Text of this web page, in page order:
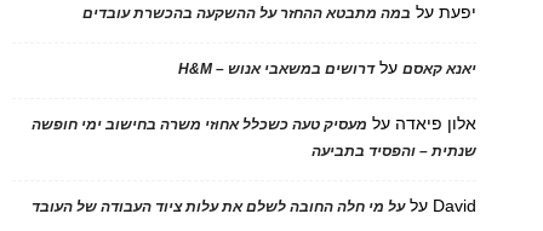
יפעתעל במה מתבטא ההחזר על ההשקעה בהכשרת עובדים
יאנא קאסםעלדרושים במשאבי אנוש – H&M
אלון פיאדה על מעסיק טעה כשכלל אחוזי משרה בחישוב ימי חופשה
שנתית – והפסיד בתביעה
David עלעל מי חלה החובה לשלם את עלות ציוד העבודה של העובד